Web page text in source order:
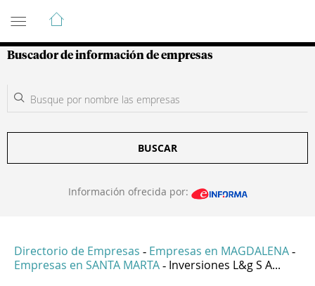
Guía de Empresas Colombianas
Buscador de información de empresas
BUSCAR
Información ofrecida por:
Directorio de Empresas - Empresas en MAGDALENA -
Empresas en SANTA MARTA - Inversiones L&g S A...